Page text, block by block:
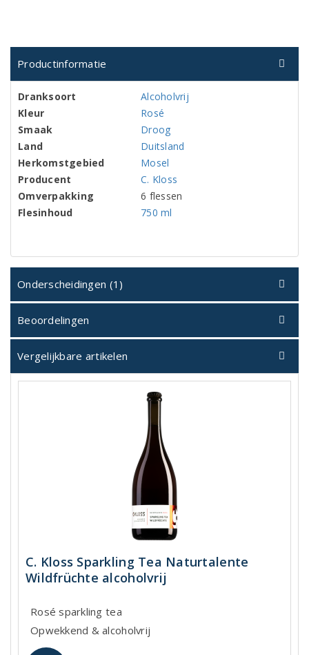
Productinformatie
Dranksoort
Alcoholvrij
Kleur
Rosé
Smaak
Droog
Land
Duitsland
Herkomstgebied
Mosel
Producent
C. Kloss
Omverpakking
6 flessen
Flesinhoud
750 ml
Onderscheidingen (1)
Beoordelingen
Vergelijkbare artikelen
C. Kloss Sparkling Tea Naturtalente
Wildfrüchte alcoholvrij
Rosé sparkling tea
Opwekkend & alcoholvrij